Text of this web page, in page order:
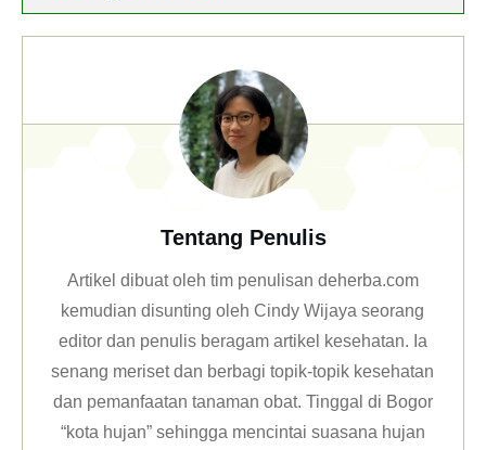
Tentang Penulis
Artikel dibuat oleh tim penulisan deherba.com
kemudian disunting oleh Cindy Wijaya seorang
editor dan penulis beragam artikel kesehatan. Ia
senang meriset dan berbagi topik-topik kesehatan
dan pemanfaatan tanaman obat. Tinggal di Bogor
“kota hujan” sehingga mencintai suasana hujan